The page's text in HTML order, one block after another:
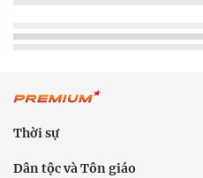
Thời sự
Dân tộc và Tôn giáo